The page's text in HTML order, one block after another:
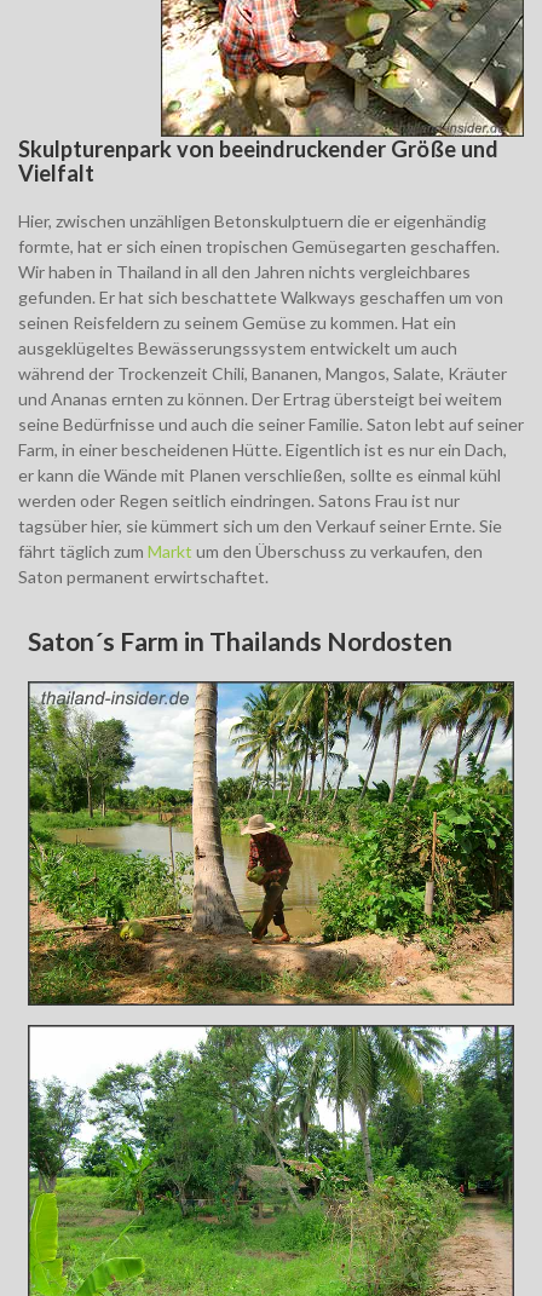
Skulpturenpark von beeindruckender Größe und
Vielfalt
Hier, zwischen unzähligen Betonskulptuern die er eigenhändig
formte, hat er sich einen tropischen Gemüsegarten geschaffen.
Wir haben in Thailand in all den Jahren nichts vergleichbares
gefunden. Er hat sich beschattete Walkways geschaffen um von
seinen Reisfeldern zu seinem Gemüse zu kommen. Hat ein
ausgeklügeltes Bewässerungssystem entwickelt um auch
während der Trockenzeit Chili, Bananen, Mangos, Salate, Kräuter
und Ananas ernten zu können. Der Ertrag übersteigt bei weitem
seine Bedürfnisse und auch die seiner Familie. Saton lebt auf seiner
Farm, in einer bescheidenen Hütte. Eigentlich ist es nur ein Dach,
er kann die Wände mit Planen verschließen, sollte es einmal kühl
werden oder Regen seitlich eindringen. Satons Frau ist nur
tagsüber hier, sie kümmert sich um den Verkauf seiner Ernte. Sie
fährt täglich zum Markt um den Überschuss zu verkaufen, den
Saton permanent erwirtschaftet.
Saton´s Farm in Thailands Nordosten